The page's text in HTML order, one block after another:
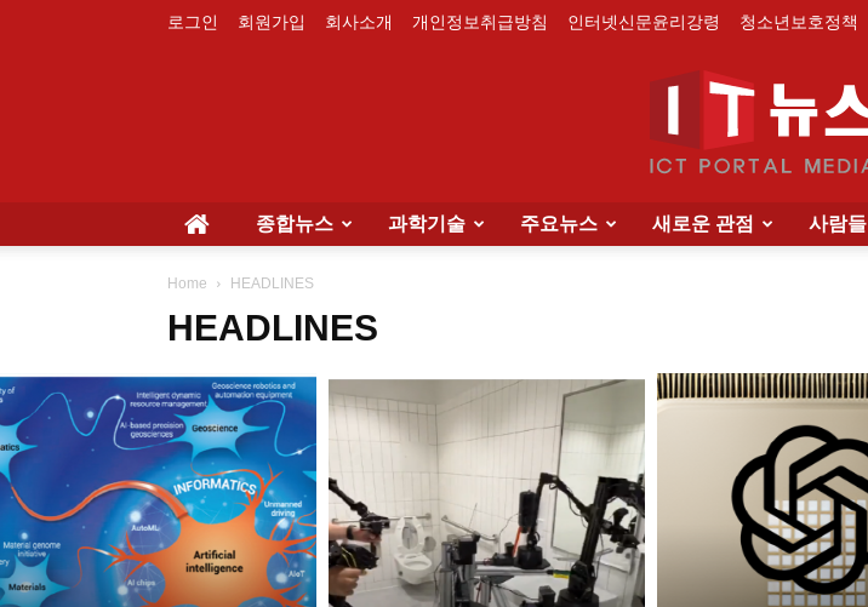
로그인 회원가입 회사소개 개인정보취급방침 인터넷신문윤리강령 청소년보호정책
종합뉴스 과학기술 주요뉴스 새로운 관점 사람들
Home HEADLINES
HEADLINES